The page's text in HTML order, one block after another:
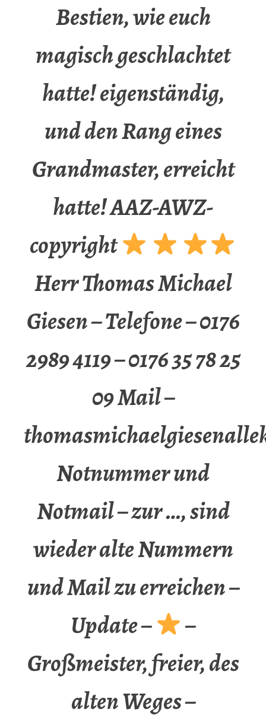
Bestien, wie euch
magisch geschlachtet
hatte! eigenständig,
und den Rang eines
Grandmaster, erreicht
hatte! AAZ-AWZ-
copyright
Herr Thomas Michael
Giesen – Telefone – 0176
2989 4119 – 0176 35 78 25
09 Mail –
Notnummer und
Notmail – zur …, sind
wieder alte Nummern
und Mail zu erreichen –
Update –
–
Großmeister, freier, des
alten Weges –